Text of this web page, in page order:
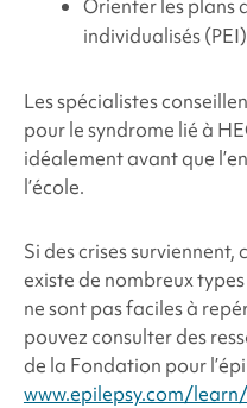
Orienter les plans
individualisés
Les spécialistes
pour lesyndrome lié à
idéalement avant que
l’école.
Si des crises
existe de nombreux
ne sont pas faciles à
pouvez consulter des
de la Fondation pour
www.epilepsy.com/